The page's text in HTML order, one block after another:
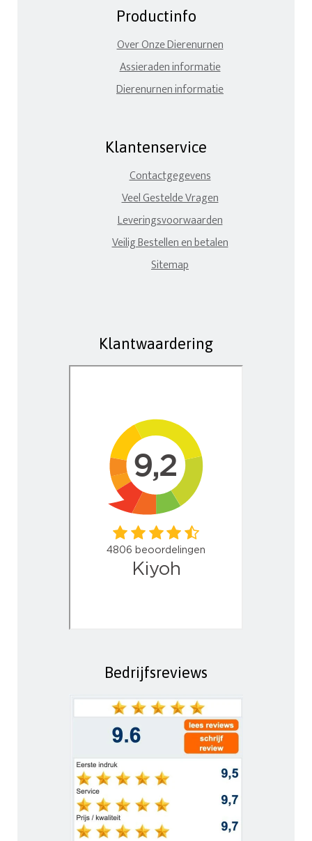
Productinfo
Over Onze Dierenurnen
Assieraden informatie
Dierenurnen informatie
Klantenservice
Contactgegevens
Veel Gestelde Vragen
Leveringsvoorwaarden
Veilig Bestellen en betalen
Sitemap
Klantwaardering
Bedrijfsreviews